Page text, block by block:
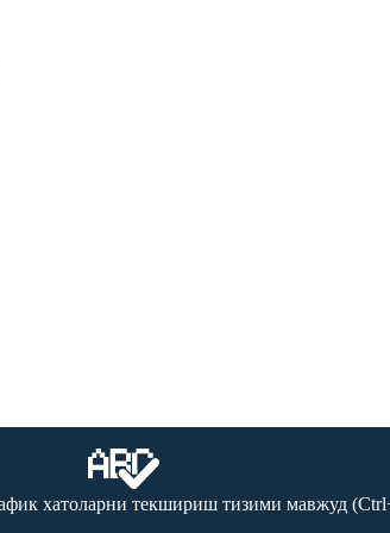
хатоларни текшириш тизими мавжуд